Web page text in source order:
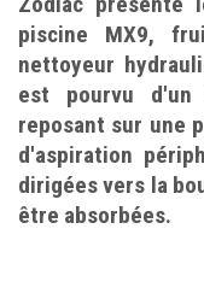
piscine MX9,
nettoyeur
est pourvu d'un
reposant sur une
d'aspiration
dirigées vers la
être absorbées.